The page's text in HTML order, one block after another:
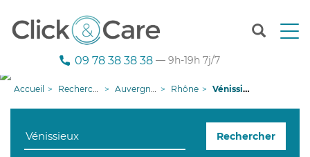
T
n
09 78 38 38 38 — 9h-19h 7j/7
Accueil Recherche aide à domicile Auvergne-Rhône-Alpes Rhône Vénissieux
Rechercher